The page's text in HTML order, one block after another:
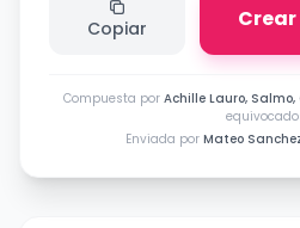
Copiar
Compuesta por Achille Lauro,
Enviada por Mateo